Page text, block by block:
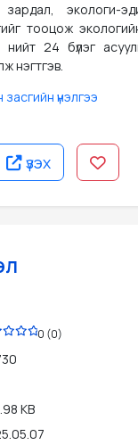
экологи-
тооцож
24 бүлэг
нэгтгэв.
үнэлгээ
үзэх
0 (0)
KB